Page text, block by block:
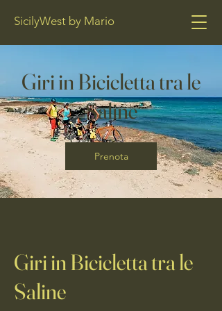
SicilyWest by Mario
Giri in Bicicletta tra le
Saline
Prenota
Giri in Bicicletta tra le
Saline